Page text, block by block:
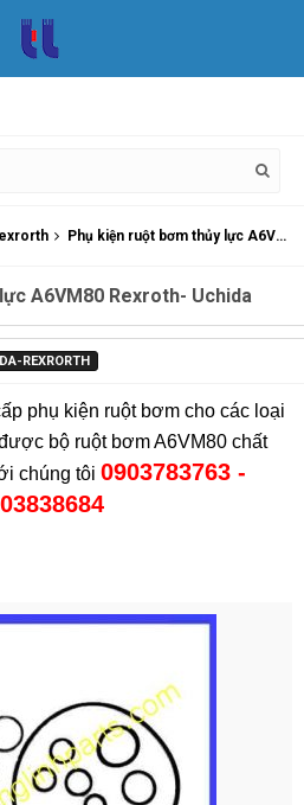
Phụ kiện ruột bơm thủy lực A6VM80 Rexroth- Uchida
A6VM80 Rexroth- Uchida
REXRORTH
phụ kiện ruột bơm cho các loại
bộ ruột bơm A6VM80 chất
chúng tôi 0903783763 -